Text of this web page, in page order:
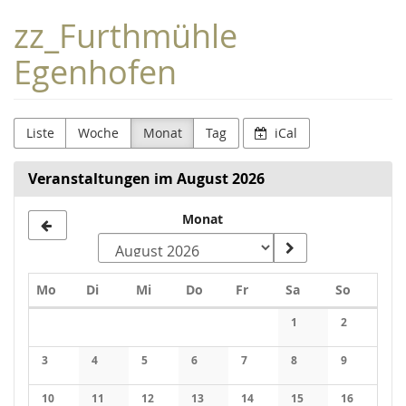
Haupt-
Inhalt
springen
zz_Furthmühle
Egenhofen
Liste Woche Monat Tag iCal
Veranstaltungen im August 2026
Monat
Mo Montag
DiDienstag
MiMittwoch
Do Donnerstag
FrFreitagSaSamstag
So
1
Keine
2
Keine
3
Keine Veranstaltungen
4
Keine Veranstaltungen
5
Keine Veranstaltungen
6
Keine Veranstaltungen
7
Keine Veranstaltungen
8
Keine
9
Keine
10 11 12 13 14 15 16